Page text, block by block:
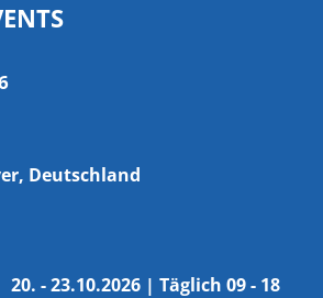
Deutschland
20. - 23.10.2026 | Täglich 09 - 18